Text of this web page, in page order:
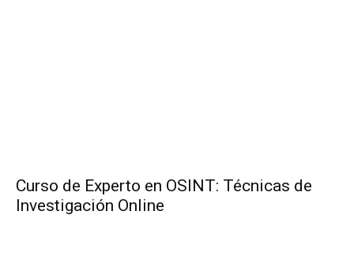
Curso de Experto en OSINT: Técnicas de
Investigación Online